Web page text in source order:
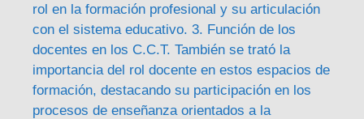
rol en la formación profesional y su articulación
con el sistema educativo. 3. Función de los
docentes en los C.C.T. También se trató la
importancia del rol docente en estos espacios de
formación, destacando su participación en los
procesos de enseñanza orientados a la